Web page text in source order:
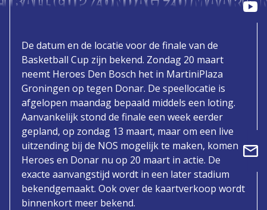
De datum en de locatie voor de finale van de
Basketball Cup zijn bekend. Zondag 20 maart
neemt Heroes Den Bosch het in MartiniPlaza
Groningen op tegen Donar. De speellocatie is
afgelopen maandag bepaald middels een loting.
Aanvankelijk stond de finale een week eerder
gepland, op zondag 13 maart, maar om een live
uitzending bij de NOS mogelijk te maken, komen
Heroes en Donar nu op 20 maart in actie. De
exacte aanvangstijd wordt in een later stadium
bekendgemaakt. Ook over de kaartverkoop wordt
binnenkort meer bekend.